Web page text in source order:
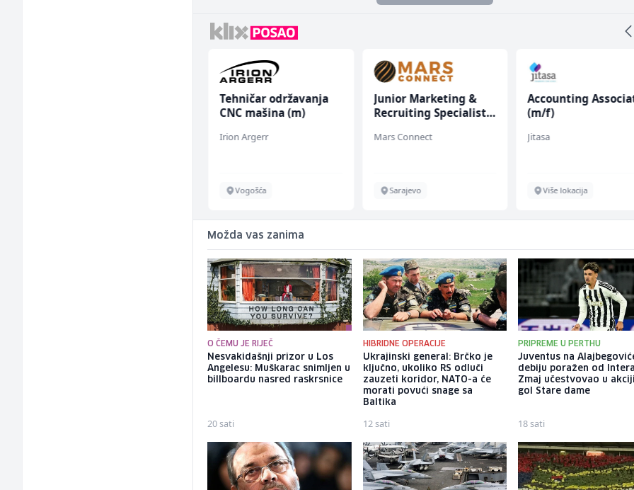
Tehničar održavanja
CNC mašina (m)
Irion Argerr
Vogošća
Junior Marketing &
Recruiting Specialist
Mars Connect
Sarajevo
Accounting
(m/f)
Jitasa
Više lokacija
Možda vas zanima
O ČEMU JE RIJEČ
Nesvakidašnji prizor u Los
Angelesu: Muškarac snimljen u
billboardu nasred raskrsnice
20 sati
HIBRIDNE OPERACIJE
Ukrajinski general: Brčko je
ključno, ukoliko RS odluči
zauzeti koridor, NATO-a će
morati povući snage sa
Baltika
12 sati
PRIPREME U PERTHU
Juventus na
debiju poražen od
Zmaj učestvovao u
gol Stare dame
18 sati